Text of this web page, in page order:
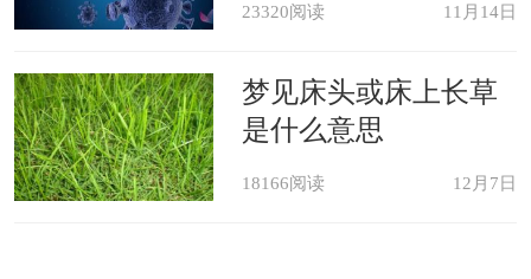
23320阅读 11月14日
梦见床头或床上长草
是什么意思
18166阅读 12月7日